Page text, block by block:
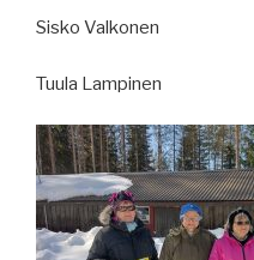
Sisko
Tuula